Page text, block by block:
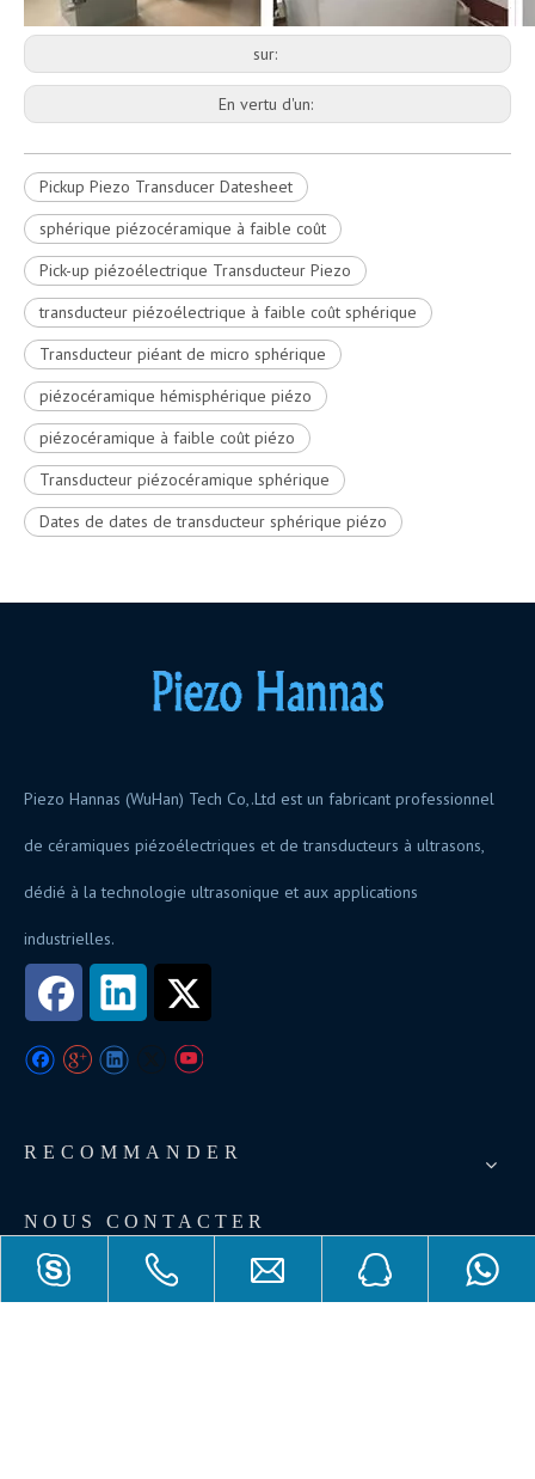
sur:
En vertu d'un:
Pickup Piezo Transducer Datesheet
sphérique piézocéramique à faible coût
Pick-up piézoélectrique Transducteur Piezo
transducteur piézoélectrique à faible coût sphérique
Transducteur piéant de micro sphérique
piézocéramique hémisphérique piézo
piézocéramique à faible coût piézo
Transducteur piézocéramique sphérique
Dates de dates de transducteur sphérique piézo
Piezo Hannas (WuHan) Tech Co,.Ltd est un fabricant professionnel
de céramiques piézoélectriques et de transducteurs à ultrasons,
dédié à la technologie ultrasonique et aux applications
industrielles.
RECOMMANDER
NOUS CONTACTER
Ajouter: No.456 Wu Luo Road, district de Wuchang, City Wuhan,